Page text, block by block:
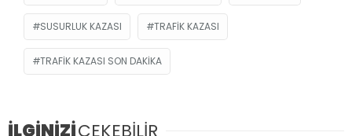
SUSURLUK KAZASI TRAFIK KAZASI
TRAFIK KAZASI SON DAKIKA
İLGİNİZİÇEKEBİLİR